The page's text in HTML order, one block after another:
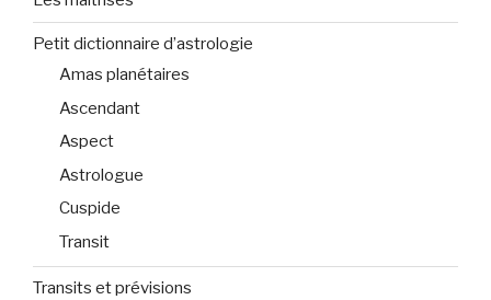
Petit dictionnaire d’astrologie
Amas planétaires
Ascendant
Aspect
Astrologue
Cuspide
Transit
Transits et prévisions